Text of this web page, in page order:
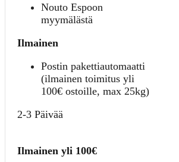
Nouto Espoon
myymälästä
Ilmainen
Postin pakettiautomaatti
(ilmainen toimitus yli
100€ ostoille, max 25kg)
2-3 Päivää
Ilmainen yli 100€